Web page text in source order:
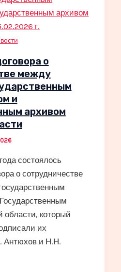
о
между
и
архивом
состоялось
о сотрудничестве
области, который
их
Антюхов и Н.Н.